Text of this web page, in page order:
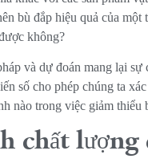
bù đắp hiệu quả của
không?
và dự đoán mang lại sự
số cho phép chúng ta
nào trong việc giảm thiểu
chất